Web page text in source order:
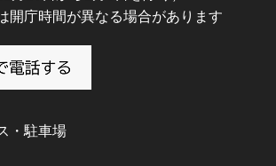
開庁時間が異なる場合があります
・駐車場